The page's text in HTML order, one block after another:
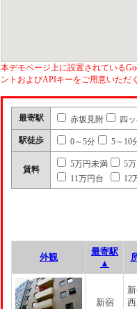
本デモページ上に設置されている
ントおよびAPIキーをご用意いただ
最寄駅 赤坂見附 四
駅徒歩 0～5分 5～10
賃料
5万円未満
5
11万円台
12
外観
最寄駅
▲
新宿